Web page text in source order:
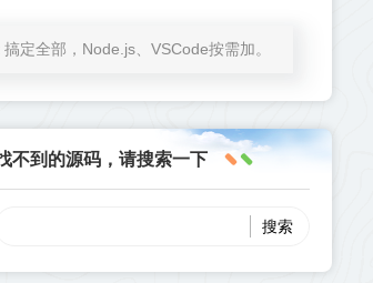
定全部，Node.js、VSCode按需加。
不到的源码，请搜索一下